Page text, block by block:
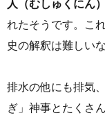
人（むしゅくにん）
れたそうです。こ
史の解釈は難しい
排水の他にも排気
ぎ」神事とたくさ